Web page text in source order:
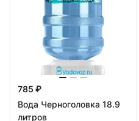
785 ₽
Вода Черноголовка 18.9
литров